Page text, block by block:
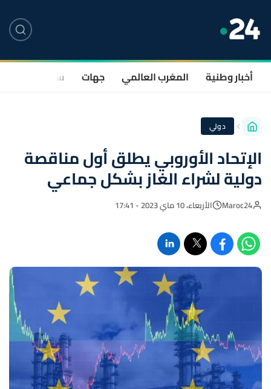
أخبار وطنية المغرب العالمي جهات سياسة
دولي
الإتحاد الأوروبي يطلق أول مناقصة
دولية لشراء الغاز بشكل جماعي
Maroc24 الأربعاء، 10 ماي 2023 - 17:41